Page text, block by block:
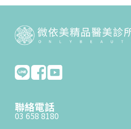
聯絡電話
03 658 8180